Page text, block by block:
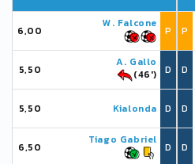
6,00
W. Falcone
P
5,50
A. Gallo
(46')
D
5,50 Kialonda D
6,50
Tiago Gabriel
D
P
D
D
D